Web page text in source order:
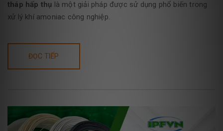
tháp hấp thụ là một giải pháp được sử dụng phổ biến trong
xử lý khí amoniac công nghiệp.
ĐỌC TIẾP